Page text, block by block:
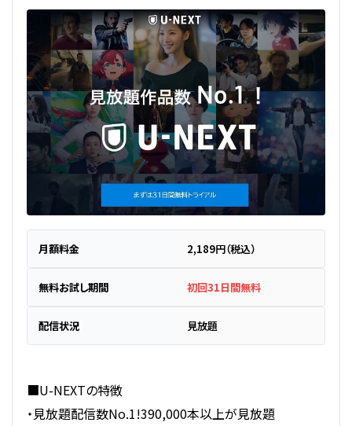
月額料金 2,189円（税込）
無料お試し期間 初回31日間無料
配信状況 見放題
■U-NEXTの特徴
・見放題配信数No.1!390,000本以上が見放題